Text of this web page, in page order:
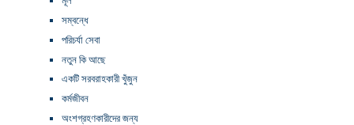
সম্বন্ধে
পরিচর্যা সেবা
নতুন কি আছে
একটি সরবরাহকারী খুঁজুন
কর্মজীবন
অংশগ্রহণকারীদের জন্য